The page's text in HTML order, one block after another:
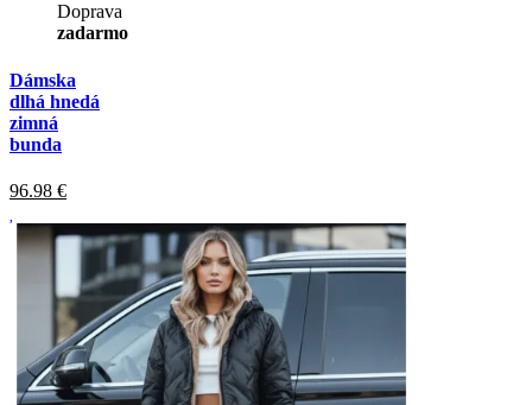
Doprava
zadarmo
Dámska
dlhá hnedá
zimná
bunda
96.98 €